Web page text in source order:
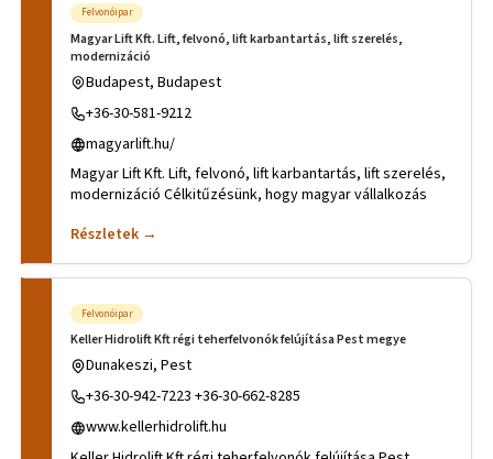
Felvonóipar
Magyar Lift Kft. Lift, felvonó, lift karbantartás, lift szerelés,
modernizáció
Budapest, Budapest
+36-30-581-9212
magyarlift.hu/
Magyar Lift Kft. Lift, felvonó, lift karbantartás, lift szerelés,
modernizáció Célkitűzésünk, hogy magyar vállalkozás
Részletek →
Felvonóipar
Keller Hidrolift Kft régi teherfelvonók felújítása Pest megye
Dunakeszi, Pest
+36-30-942-7223 +36-30-662-8285
www.kellerhidrolift.hu